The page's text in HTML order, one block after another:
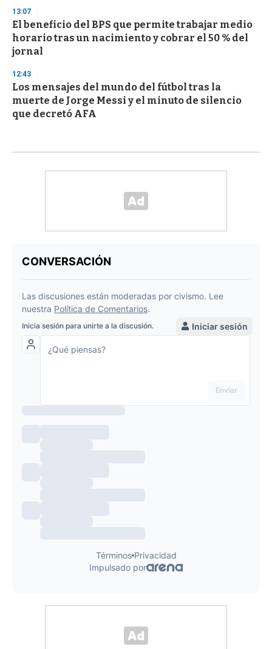
13:07
El beneficio del BPS que permite trabajar medio
horario tras un nacimiento y cobrar el 50 % del
jornal
12:43
Los mensajes del mundo del fútbol tras la
muerte de Jorge Messi y el minuto de silencio
que decretó AFA